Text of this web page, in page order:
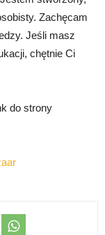
Zachęcam
Jeśli masz
chętnie Ci
do strony